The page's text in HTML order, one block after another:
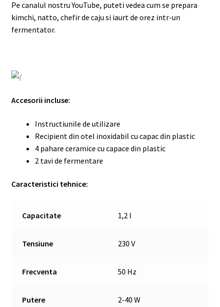
Pe canalul nostru YouTube, puteti vedea cum se prepara
kimchi, natto, chefir de caju si iaurt de orez intr-un
fermentator.
Accesorii incluse:
Instructiunile de utilizare
Recipient din otel inoxidabil cu capac din plastic
4 pahare ceramice cu capace din plastic
2 tavi de fermentare
Caracteristici tehnice:
Capacitate 1,2 l
Tensiune 230 V
Frecventa 50 Hz
Putere 2-40 W